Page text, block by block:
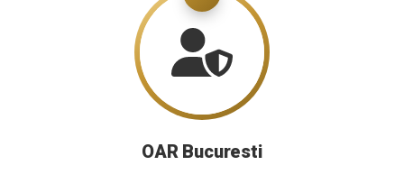
OAR Bucuresti